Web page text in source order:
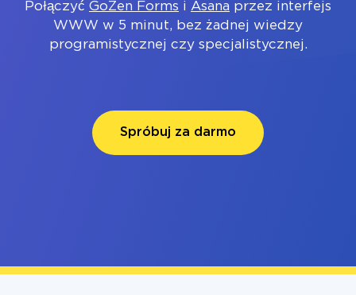
Połączyć GoZen Forms i Asana przez interfejs
WWW w 5 minut, bez żadnej wiedzy
programistycznej czy specjalistycznej.
Spróbuj za darmo